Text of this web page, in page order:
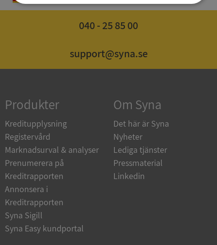
040 - 25 85 00
support@syna.se
Produkter
Kreditupplysning
Registervård
Marknadsurval & analyser
Prenumerera på
Kreditrapporten
Annonsera i
Kreditrapporten
Syna Sigill
Syna Easy kundportal
Om Syna
Det här är Syna
Nyheter
Lediga tjänster
Pressmaterial
Linkedin
Strikt
nödvändigt
Prestanda Inriktning
Funktioner Oklassificerade
Strikt nödvändigt Prestanda
Oklassificerade
Strikt nödvändiga kakor tillåter
kärnwebbplatsfunktioner som användarinloggning
och kontohantering. Webbplatsen kan inte
användas ordentligt utan strikt nödvändiga cookies.
Namn